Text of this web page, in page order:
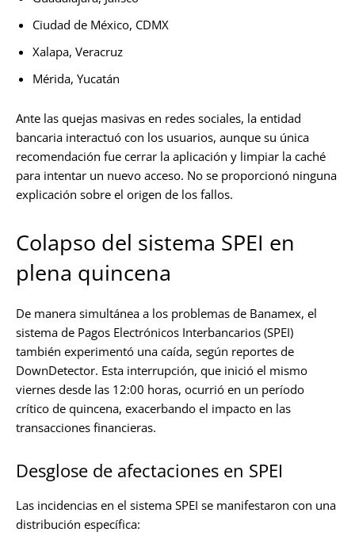
Ciudad de México, CDMX
Xalapa, Veracruz
Mérida, Yucatán
Ante las quejas masivas en redes sociales, la entidad
bancaria interactuó con los usuarios, aunque su única
recomendación fue cerrar la aplicación y limpiar la caché
para intentar un nuevo acceso. No se proporcionó ninguna
explicación sobre el origen de los fallos.
Colapso del sistema SPEI en
plena quincena
De manera simultánea a los problemas de Banamex, el
sistema de Pagos Electrónicos Interbancarios (SPEI)
también experimentó una caída, según reportes de
DownDetector. Esta interrupción, que inició el mismo
viernes desde las 12:00 horas, ocurrió en un período
crítico de quincena, exacerbando el impacto en las
transacciones financieras.
Desglose de afectaciones en SPEI
Las incidencias en el sistema SPEI se manifestaron con una
distribución específica: